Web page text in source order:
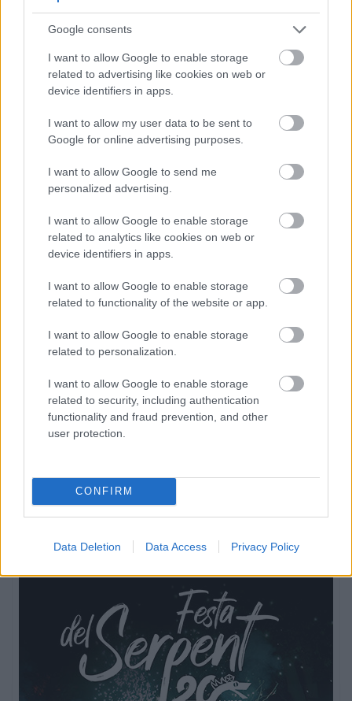
Google consents
I want to allow Google to enable storage
related to advertising like cookies on web or
device identifiers in apps.
I want to allow my user data to be sent to
Google for online advertising purposes.
I want to allow Google to send me
personalized advertising.
I want to allow Google to enable storage
related to analytics like cookies on web or
device identifiers in apps.
I want to allow Google to enable storage
related to functionality of the website or app.
I want to allow Google to enable storage
related to personalization.
I want to allow Google to enable storage
related to security, including authentication
functionality and fraud prevention, and other
user protection.
CONFIRM
Data Deletion Data Access Privacy Policy